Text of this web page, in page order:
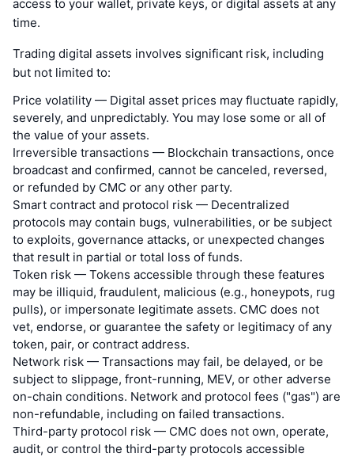
access to your wallet, private keys, or digital assets at any
time.
Trading digital assets involves significant risk, including
but not limited to:
Price volatility — Digital asset prices may fluctuate rapidly,
severely, and unpredictably. You may lose some or all of
the value of your assets.
Irreversible transactions — Blockchain transactions, once
broadcast and confirmed, cannot be canceled, reversed,
or refunded by CMC or any other party.
Smart contract and protocol risk — Decentralized
protocols may contain bugs, vulnerabilities, or be subject
to exploits, governance attacks, or unexpected changes
that result in partial or total loss of funds.
Token risk — Tokens accessible through these features
may be illiquid, fraudulent, malicious (e.g., honeypots, rug
pulls), or impersonate legitimate assets. CMC does not
vet, endorse, or guarantee the safety or legitimacy of any
token, pair, or contract address.
Network risk — Transactions may fail, be delayed, or be
subject to slippage, front-running, MEV, or other adverse
on-chain conditions. Network and protocol fees ("gas") are
non-refundable, including on failed transactions.
Third-party protocol risk — CMC does not own, operate,
audit, or control the third-party protocols accessible